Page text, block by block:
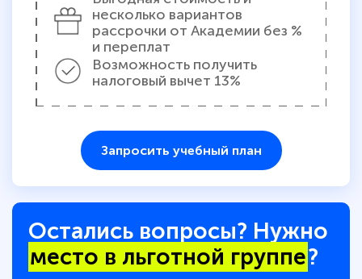
несколько вариантов
рассрочки от Академии без %
и переплат
Возможность получить
налоговый вычет 13%
Запросить учебный план
Остались вопросы? Нужно
место в льготной группе?